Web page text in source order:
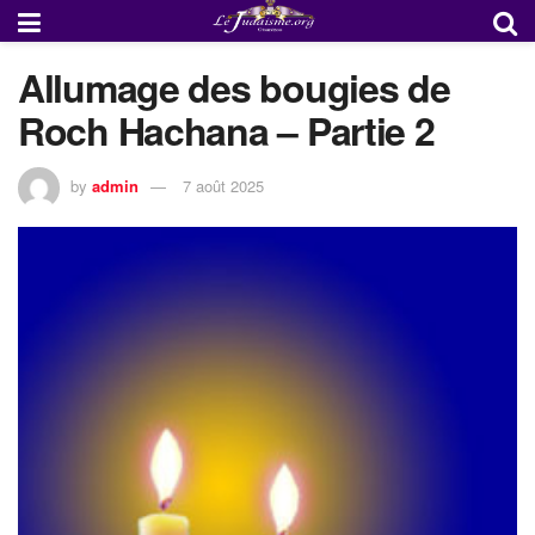
Allumage des bougies de
Roch Hachana – Partie 2
by admin 7 août 2025